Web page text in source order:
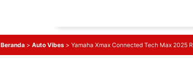
Beranda > Auto Vibes > Yamaha Xmax Connected Tech Max 2025